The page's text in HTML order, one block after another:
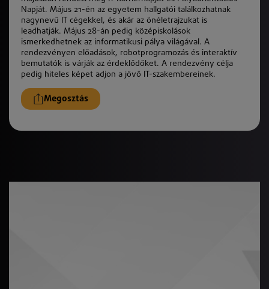
Napját. Május 21-én az egyetem hallgatói találkozhatnak
nagynevű IT cégekkel, és akár az önéletrajzukat is
leadhatják. Május 28-án pedig középiskolások
ismerkedhetnek az informatikusi pálya világával. A
rendezvényen előadások, robotprogramozás és interaktív
bemutatók is várják az érdeklődőket. A rendezvény célja
pedig hiteles képet adjon a jövő IT-szakembereinek.
Megosztás